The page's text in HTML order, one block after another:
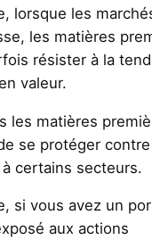
lorsque les
les matières
résister à la
valeur.
les matières
se protéger
certains secteurs.
si vous avez un
aux actions